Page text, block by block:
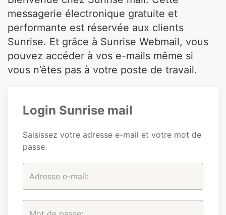
messagerie électronique gratuite et
performante est réservée aux clients
Sunrise. Et grâce à Sunrise Webmail, vous
pouvez accéder à vos e-mails même si
vous n’êtes pas à votre poste de travail.
Login Sunrise mail
Saisissez votre adresse e-mail et votre mot de
passe.